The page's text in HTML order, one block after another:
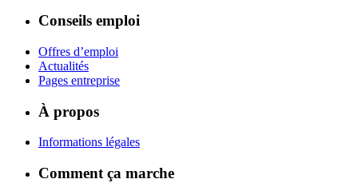
Conseils emploi
Offres d’emploi
Actualités
Pages entreprise
À propos
Informations légales
Comment ça marche